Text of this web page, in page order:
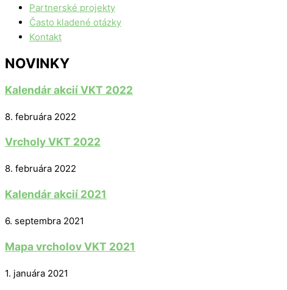
Partnerské projekty
Často kladené otázky
Kontakt
NOVINKY
Kalendár akcií VKT 2022
8. februára 2022
Vrcholy VKT 2022
8. februára 2022
Kalendár akcií 2021
6. septembra 2021
Mapa vrcholov VKT 2021
1. januára 2021